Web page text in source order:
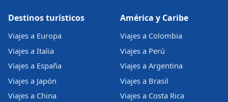
Destinos turísticos
Viajes a Europa
Viajes a Italia
Viajes a España
Viajes a Japón
Viajes a China
América y Caribe
Viajes a Colombia
Viajes a Perú
Viajes a Argentina
Viajes a Brasil
Viajes a Costa Rica